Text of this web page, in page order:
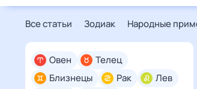
Все статьи Зодиак Народные
Овен
Телец
Близнецы
Рак
Лев